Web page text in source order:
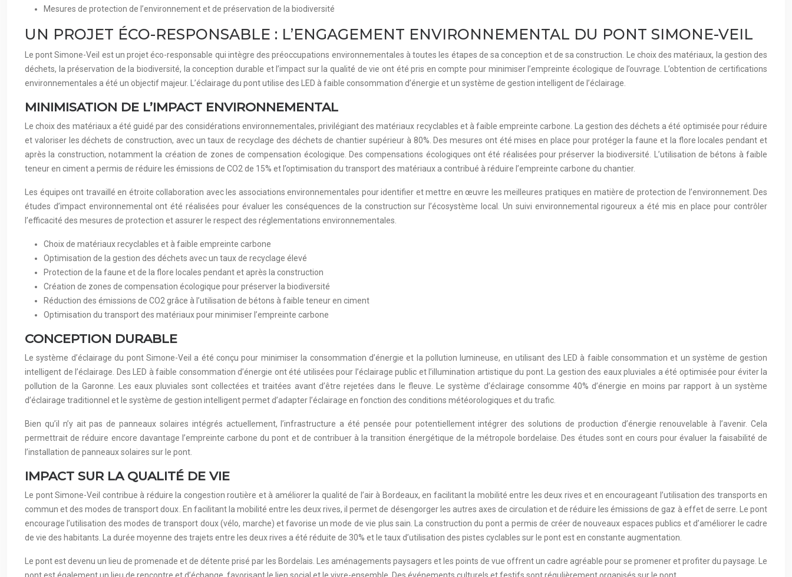
Mesures de protection de l’environnement et de préservation de la biodiversité
UN PROJET ÉCO-RESPONSABLE : L’ENGAGEMENT ENVIRONNEMENTAL DU PONT SIMONE-VEIL
Le pont Simone-Veil est un projet éco-responsable qui intègre des préoccupations environnementales à toutes les étapes de sa conception et de sa construction. Le choix des matériaux, la gestion des
déchets, la préservation de la biodiversité, la conception durable et l’impact sur la qualité de vie ont été pris en compte pour minimiser l’empreinte écologique de l’ouvrage. L’obtention de certifications
environnementales a été un objectif majeur. L’éclairage du pont utilise des LED à faible consommation d’énergie et un système de gestion intelligent de l’éclairage.
MINIMISATION DE L’IMPACT ENVIRONNEMENTAL
Le choix des matériaux a été guidé par des considérations environnementales, privilégiant des matériaux recyclables et à faible empreinte carbone. La gestion des déchets a été optimisée pour réduire
et valoriser les déchets de construction, avec un taux de recyclage des déchets de chantier supérieur à 80%. Des mesures ont été mises en place pour protéger la faune et la flore locales pendant et
après la construction, notamment la création de zones de compensation écologique. Des compensations écologiques ont été réalisées pour préserver la biodiversité. L’utilisation de bétons à faible
teneur en ciment a permis de réduire les émissions de CO2 de 15% et l’optimisation du transport des matériaux a contribué à réduire l’empreinte carbone du chantier.
Les équipes ont travaillé en étroite collaboration avec les associations environnementales pour identifier et mettre en œuvre les meilleures pratiques en matière de protection de l’environnement. Des
études d’impact environnemental ont été réalisées pour évaluer les conséquences de la construction sur l’écosystème local. Un suivi environnemental rigoureux a été mis en place pour contrôler
l’efficacité des mesures de protection et assurer le respect des réglementations environnementales.
Choix de matériaux recyclables et à faible empreinte carbone
Optimisation de la gestion des déchets avec un taux de recyclage élevé
Protection de la faune et de la flore locales pendant et après la construction
Création de zones de compensation écologique pour préserver la biodiversité
Réduction des émissions de CO2 grâce à l’utilisation de bétons à faible teneur en ciment
Optimisation du transport des matériaux pour minimiser l’empreinte carbone
CONCEPTION DURABLE
Le système d’éclairage du pont Simone-Veil a été conçu pour minimiser la consommation d’énergie et la pollution lumineuse, en utilisant des LED à faible consommation et un système de gestion
intelligent de l’éclairage. Des LED à faible consommation d’énergie ont été utilisées pour l’éclairage public et l’illumination artistique du pont. La gestion des eaux pluviales a été optimisée pour éviter la
pollution de la Garonne. Les eaux pluviales sont collectées et traitées avant d’être rejetées dans le fleuve. Le système d’éclairage consomme 40% d’énergie en moins par rapport à un système
d’éclairage traditionnel et le système de gestion intelligent permet d’adapter l’éclairage en fonction des conditions météorologiques et du trafic.
Bien qu’il n’y ait pas de panneaux solaires intégrés actuellement, l’infrastructure a été pensée pour potentiellement intégrer des solutions de production d’énergie renouvelable à l’avenir. Cela
permettrait de réduire encore davantage l’empreinte carbone du pont et de contribuer à la transition énergétique de la métropole bordelaise. Des études sont en cours pour évaluer la faisabilité de
l’installation de panneaux solaires sur le pont.
IMPACT SUR LA QUALITÉ DE VIE
Le pont Simone-Veil contribue à réduire la congestion routière et à améliorer la qualité de l’air à Bordeaux, en facilitant la mobilité entre les deux rives et en encourageant l’utilisation des transports en
commun et des modes de transport doux. En facilitant la mobilité entre les deux rives, il permet de désengorger les autres axes de circulation et de réduire les émissions de gaz à effet de serre. Le pont
encourage l’utilisation des modes de transport doux (vélo, marche) et favorise un mode de vie plus sain. La construction du pont a permis de créer de nouveaux espaces publics et d’améliorer le cadre
de vie des habitants. La durée moyenne des trajets entre les deux rives a été réduite de 30% et le taux d’utilisation des pistes cyclables sur le pont est en constante augmentation.
Le pont est devenu un lieu de promenade et de détente prisé par les Bordelais. Les aménagements paysagers et les points de vue offrent un cadre agréable pour se promener et profiter du paysage. Le